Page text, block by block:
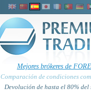
Mejores brókeres de
Comparación de condiciones
Devolución de hasta el 80% del